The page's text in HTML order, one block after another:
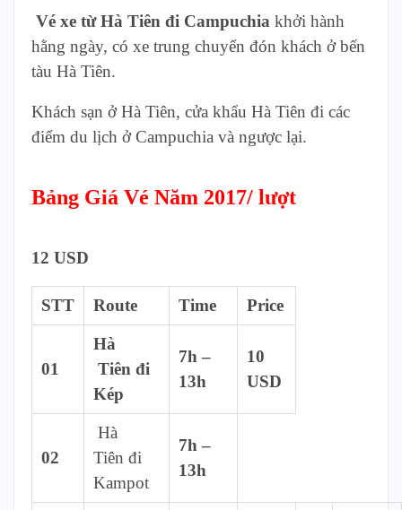
Vé xe từ Hà Tiên đi Campuchia khởi hành
hằng ngày, có xe trung chuyển đón khách ở bến
tàu Hà Tiên.
Khách sạn ở Hà Tiên, cửa khẩu Hà Tiên đi các
điểm du lịch ở Campuchia và ngược lại.
Bảng Giá Vé Năm 2017/ lượt
12 USD
STT Route Time Price
01
Hà
Tiên đi
Kép
7h –
13h
10
USD
02
Hà
Tiên đi
Kampot
7h –
13h